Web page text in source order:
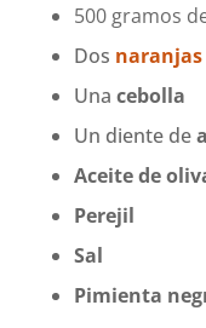
500 gramos
Dos naranjas
Unacebolla
Un diente de
Aceite de
Perejil
Sal
Pimienta